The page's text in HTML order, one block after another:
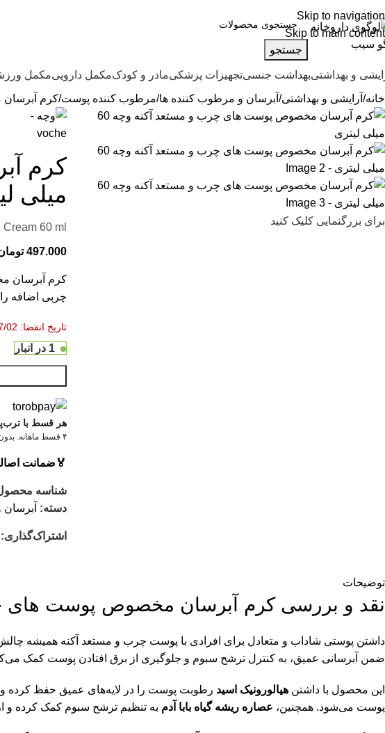
Skip to navigation
Skip to main content
جستجو
و بهداشتیبهداشت جنسیتجهیزات پزشکیمادر و کودکمکمل داروییمکمل
خانه آرایشی و بهداشتی آبرسان و مرطوب کننده ها مرطوب کننده پوست کرم آبرسان
برای بزرگنمایی کلیک کنید
میلی
60 ml
497.000
چربی اضافه
تاریخ انقضا: 1407/02
1 در انبار
هر قسط با
۴ قسط ماهانه. بدون سود، چک و ضامن.
🏅 ضمانت
شناسه
دسته:
اشتراک‌گذاری:
توضیحات
نقد و بررسی کرم آبرسان مخصوص پوست‌ های چرب و
داشتن پوستی شاداب و متعادل برای افرادی با پوست چرب و مستعد آکنه همیشه
ضمن آبرسانی عمیق، به کنترل ترشح سبوم و جلوگیری از برق افتادن پوست کمک
این محصول با داشتن هیالورونیک اسید رطوبت پوست را در لایه‌های عمیق حفظ
پوست می‌شود. همچنین، عصاره ریشه گیاه بابا آدم به تنظیم ترشح سبوم کمک کرده و